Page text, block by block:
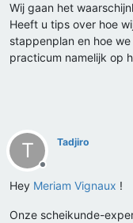
Wij gaan het
Heeft u tips over hoe
stappenplan en hoe
practicum namelijk op
T
Offline
Tadjiro
Hey Meriam Vignaux !
Onze scheikunde-